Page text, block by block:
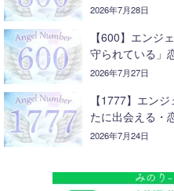
2026年7月28日
【600】エンジ
守られている」
2026年7月27日
【1777】エン
たに出会える・
2026年7月24日